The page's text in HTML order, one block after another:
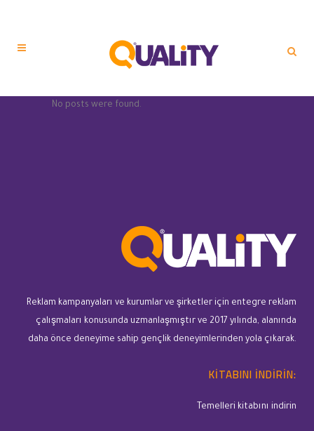
No posts were found.
Reklam kampanyaları ve kurumlar ve şirketler için entegre reklam
çalışmaları konusunda uzmanlaşmıştır ve 2017 yılında, alanında
daha önce deneyime sahip gençlik deneyimlerinden yola çıkarak.
KITABINI INDIRIN:
Temelleri kitabını indirin